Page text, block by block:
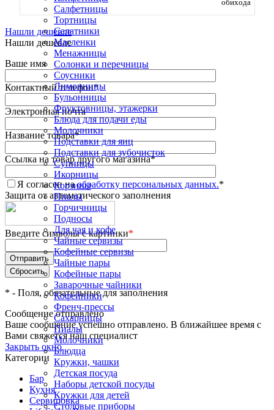
Салфетницы
Тортницы
Салатники
Масленки
Менажницы
Солонки и перечницы
Соусники
Лимонницы
Бульонницы
Фруктовницы, этажерки
Блюда для подачи еды
Молочники
Подставки для яиц
Подставки для зубочисток
Супницы
Икорницы
Корзины
Пиалы
Горчичницы
Подносы
Для чая и кофе
Чайные сервизы
Кофейные сервизы
Чайные пары
Кофейные пары
Заварочные чайники
Кофейники
Френч-прессы
Сахарницы
Пиалы
Молочники
Блюдца
Кружки, чашки
Детская посуда
Наборы детской посуды
Кружки для детей
Столовые приборы
обихода
Нашли дешевле
Нашли дешевле
Ваше имя
Контактный телефон*
Электронная почта
Название товара*
Ссылка на товар другого магазина*
Я согласен наобработку персональных данных.*
Защита от автоматического заполнения
Введите символы с картинки*
* - Поля, обязательные для заполнения
Сообщение отправлено
Ваше сообщение успешно отправлено. В ближайшее время с
Вами свяжется наш специалист
Закрыть окно
Категории
Бар
Кухня
Сервировка